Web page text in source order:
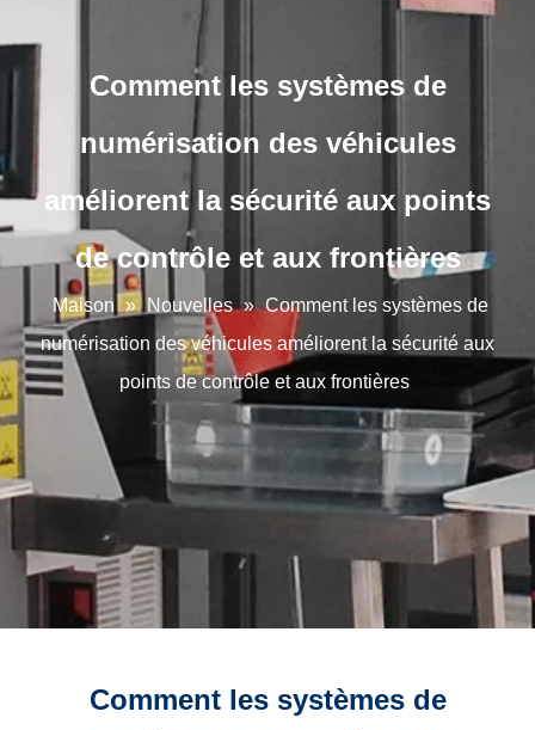
Comment les systèmes de
numérisation des véhicules
améliorent la sécurité aux points
de contrôle et aux frontières
Maison » Nouvelles » Comment les systèmes de
numérisation des véhicules améliorent la sécurité aux
points de contrôle et aux frontières
Comment les systèmes de